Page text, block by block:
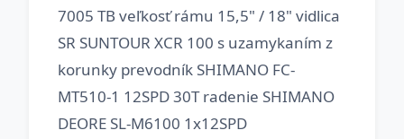
7005 TB veľkosť rámu 15,5" / 18" vidlica
SR SUNTOUR XCR 100 s uzamykaním z
korunky prevodník SHIMANO FC-
MT510-1 12SPD 30T radenie SHIMANO
DEORE SL-M6100 1x12SPD